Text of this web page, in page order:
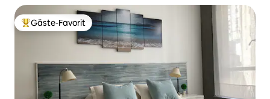
Beliebter Gäste-Favorit.
Gäste-Favorit